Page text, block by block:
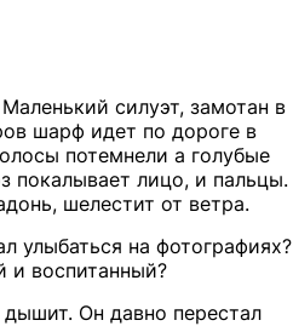
силуэт, замотан в
шарф идет по дороге в
потемнели а голубые
покалывает лицо, и пальцы.
шелестит от ветра.
улыбаться на фотографиях?
и воспитанный?
Он давно перестал